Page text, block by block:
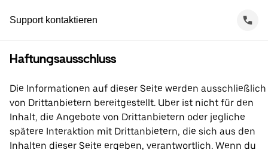
Support kontaktieren
Haftungsausschluss
Die Informationen auf dieser Seite werden ausschließlich
von Drittanbietern bereitgestellt. Uber ist nicht für den
Inhalt, die Angebote von Drittanbietern oder jegliche
spätere Interaktion mit Drittanbietern, die sich aus den
Inhalten dieser Seite ergeben, verantwortlich. Wenn du